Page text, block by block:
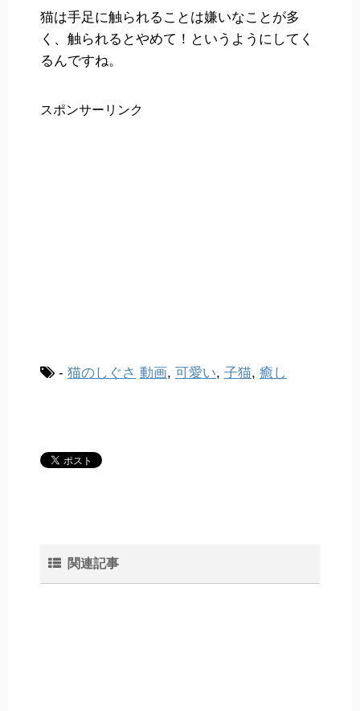
猫は手足に触られることは嫌いなことが多
く、触られるとやめて！というようにしてく
るんですね。
スポンサーリンク
- 猫のしぐさ 動画, 可愛い, 子猫, 癒し
関連記事